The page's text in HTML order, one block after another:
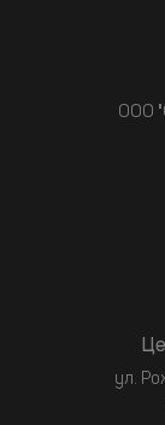
ООО
ул.